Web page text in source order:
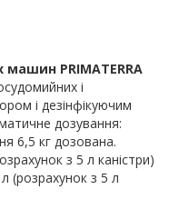
PRIMATERRA
і
і дезінфікуючим
дозування:
6,5 кг дозована.
з 5 л каністри)
(розрахунок з 5 л